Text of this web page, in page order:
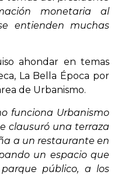
monetaria al
entienden muchas
ahondar en temas
La Bella Época por
de Urbanismo.
funciona Urbanismo
clausuró una terraza
a un restaurante en
un espacio que
público, a los